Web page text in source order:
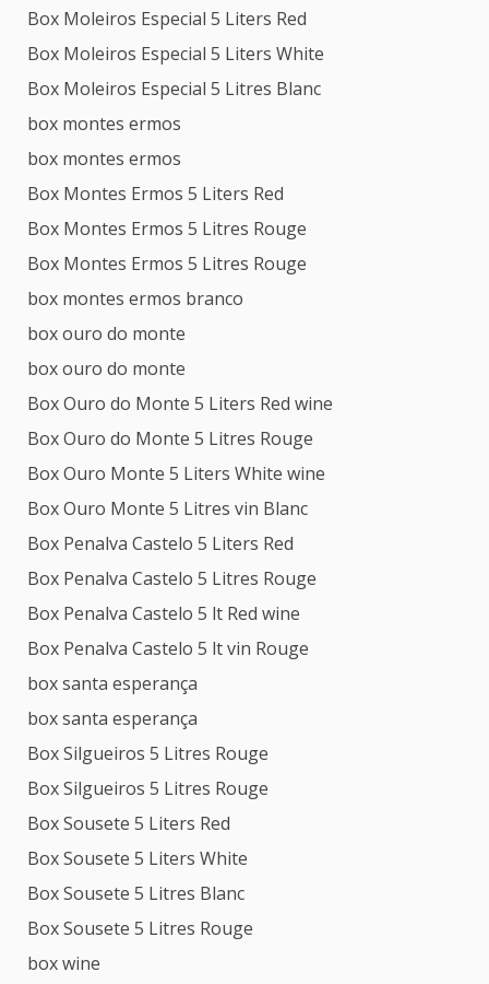
Box Moleiros Especial 5 Liters Red
Box Moleiros Especial 5 Liters White
Box Moleiros Especial 5 Litres Blanc
box montes ermos
box montes ermos
Box Montes Ermos 5 Liters Red
Box Montes Ermos 5 Litres Rouge
Box Montes Ermos 5 Litres Rouge
box montes ermos branco
box ouro do monte
box ouro do monte
Box Ouro do Monte 5 Liters Red wine
Box Ouro do Monte 5 Litres Rouge
Box Ouro Monte 5 Liters White wine
Box Ouro Monte 5 Litres vin Blanc
Box Penalva Castelo 5 Liters Red
Box Penalva Castelo 5 Litres Rouge
Box Penalva Castelo 5 lt Red wine
Box Penalva Castelo 5 lt vin Rouge
box santa esperança
box santa esperança
Box Silgueiros 5 Litres Rouge
Box Silgueiros 5 Litres Rouge
Box Sousete 5 Liters Red
Box Sousete 5 Liters White
Box Sousete 5 Litres Blanc
Box Sousete 5 Litres Rouge
box wine